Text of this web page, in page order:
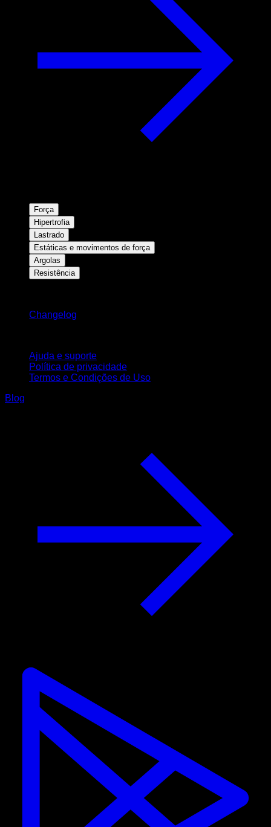
Força
Hipertrofia
Lastrado
Estáticas e movimentos de força
Argolas
Resistência
Changelog
Ajuda e suporte
Política de privacidade
Termos e Condições de Uso
Blog